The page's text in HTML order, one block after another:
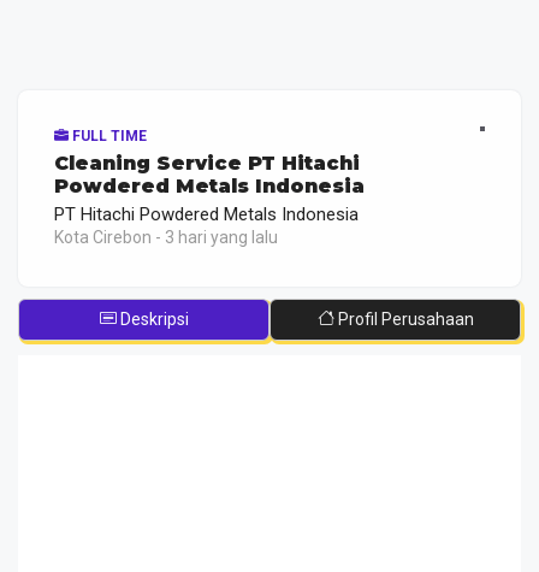
FULL TIME
Cleaning Service PT Hitachi
Powdered Metals Indonesia
PT Hitachi Powdered Metals Indonesia
Kota Cirebon - 3 hari yang lalu
Deskripsi Profil Perusahaan